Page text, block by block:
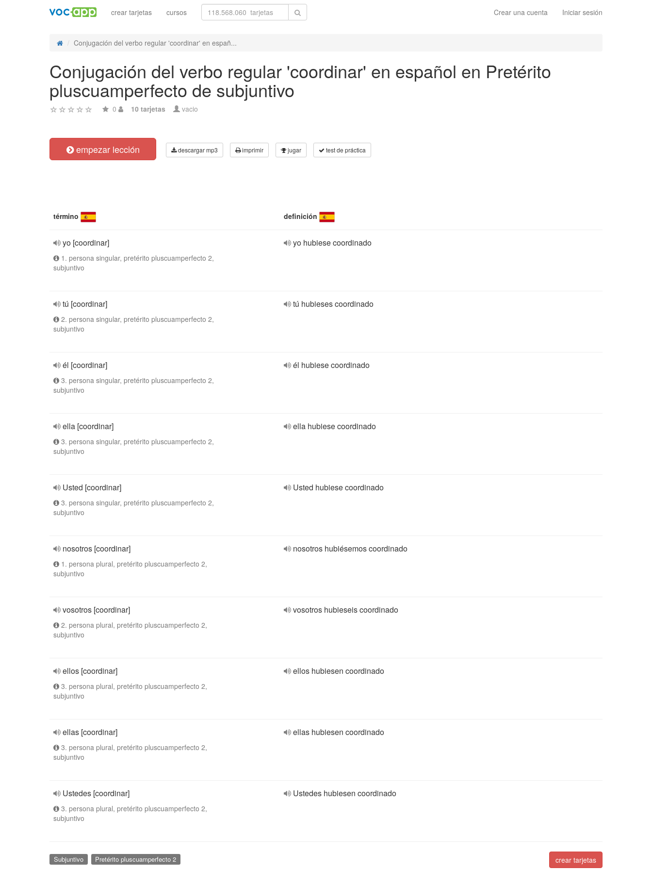
Crear una cuenta Iniciar sesión
crear tarjetas cursos
Conjugación del verbo regular 'coordinar' en españ...
Conjugación del verbo regular 'coordinar' en español en Pretérito
pluscuamperfecto de subjuntivo
0 10 tarjetas vacio
empezar lección descargar mp3 imprimir jugar test de práctica
término definición
yo [coordinar]
1. persona singular, pretérito pluscuamperfecto 2,
subjuntivo
yo hubiese coordinado
tú [coordinar]
2. persona singular, pretérito pluscuamperfecto 2,
subjuntivo
tú hubieses coordinado
él [coordinar]
3. persona singular, pretérito pluscuamperfecto 2,
subjuntivo
él hubiese coordinado
ella [coordinar]
3. persona singular, pretérito pluscuamperfecto 2,
subjuntivo
ella hubiese coordinado
Usted [coordinar]
3. persona singular, pretérito pluscuamperfecto 2,
subjuntivo
Usted hubiese coordinado
nosotros [coordinar]
1. persona plural, pretérito pluscuamperfecto 2,
subjuntivo
nosotros hubiésemos coordinado
vosotros [coordinar]
2. persona plural, pretérito pluscuamperfecto 2,
subjuntivo
vosotros hubieseis coordinado
ellos [coordinar]
3. persona plural, pretérito pluscuamperfecto 2,
subjuntivo
ellos hubiesen coordinado
ellas [coordinar]
3. persona plural, pretérito pluscuamperfecto 2,
subjuntivo
ellas hubiesen coordinado
Ustedes [coordinar]
3. persona plural, pretérito pluscuamperfecto 2,
subjuntivo
Ustedes hubiesen coordinado
crear tarjetas
Subjuntivo Pretérito pluscuamperfecto 2